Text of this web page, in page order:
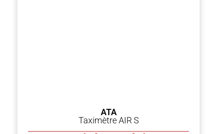
ATA
Taximètre AIR S